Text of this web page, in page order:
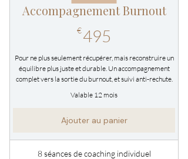
Accompagnement Burnout
€495
Pour ne plus seulement récupérer, mais reconstruire un
équilibre plus juste et durable. Un accompagnement
complet vers la sortie du burnout, et suivi anti-rechute.
Valable 12 mois
Ajouter au panier
8 séances de coaching individuel